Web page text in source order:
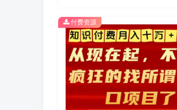
付费资源